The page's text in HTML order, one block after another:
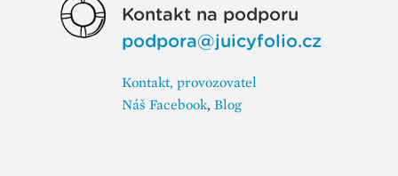
Kontakt na podporu
podpora@juicyfolio.cz
Kontakt, provozovatel
Náš Facebook, Blog